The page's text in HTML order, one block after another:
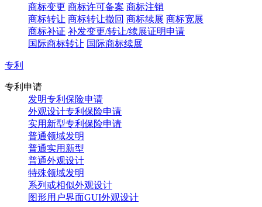
商标变更 商标许可备案 商标注销
商标转让 商标转让撤回 商标续展 商标宽展
商标补证 补发变更/转让/续展证明申请
国际商标转让 国际商标续展
专利
专利申请
发明专利保险申请
外观设计专利保险申请
实用新型专利保险申请
普通领域发明
普通实用新型
普通外观设计
特殊领域发明
系列或相似外观设计
图形用户界面GUI外观设计